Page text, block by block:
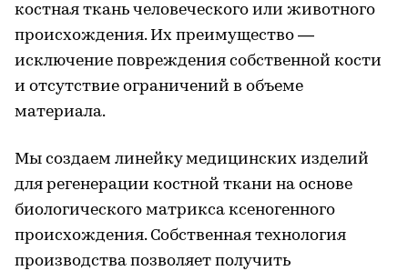
костная ткань человеческого или животного
происхождения. Их преимущество —
исключение повреждения собственной кости
и отсутствие ограничений в объеме
материала.
Мы создаем линейку медицинских изделий
для регенерации костной ткани на основе
биологического матрикса ксеногенного
происхождения. Собственная технология
производства позволяет получить